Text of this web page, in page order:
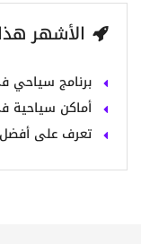
الأشهر
برنامج سياحي في فاس 3
أماكن سياحية
تعرف على أفضل